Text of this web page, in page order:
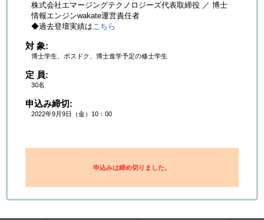
株式会社エマージングテクノロジーズ代表取締役 ／ 博士
情報エンジンwakate運営責任者
◆過去登壇実績はこちら
対 象
博士学生、ポスドク、博士進学予定の修士学生
定 員
30名
申込み締切
2022年9月9日（金）10：00
申込みは締め切りました。